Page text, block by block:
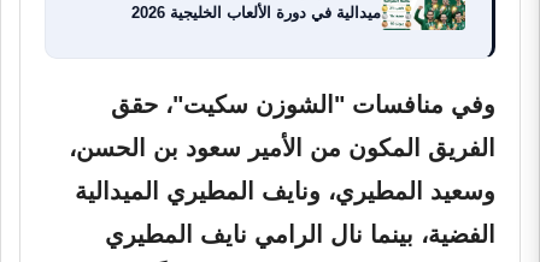
ميدالية في دورة الألعاب الخليجية 2026
وفي منافسات "الشوزن سكيت"، حقق
الفريق المكون من الأمير سعود بن الحسن،
وسعيد المطيري، ونايف المطيري الميدالية
الفضية، بينما نال الرامي نايف المطيري